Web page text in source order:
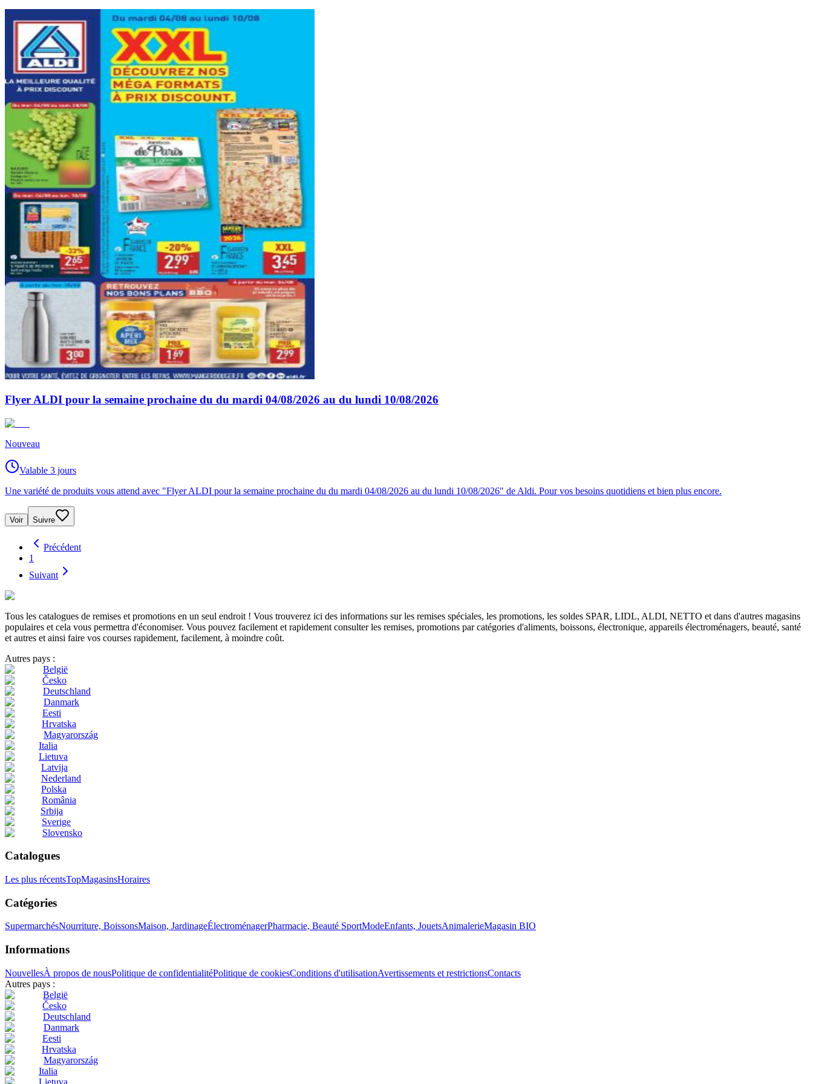
Flyer ALDI pour la semaine prochaine du du mardi 04/08/2026 au du lundi 10/08/2026
Nouveau
Valable 3 jours
Une variété de produits vous attend avec "Flyer ALDI pour la semaine prochaine du du mardi 04/08/2026 au du lundi 10/08/2026" de Aldi. Pour vos besoins quotidiens et bien plus encore.
Voir Suivre
Précédent
1
Suivant
Tous les catalogues de remises et promotions en un seul endroit ! Vous trouverez ici des informations sur les remises spéciales, les promotions, les soldes SPAR, LIDL, ALDI, NETTO et dans d'autres magasins
populaires et cela vous permettra d'économiser. Vous pouvez facilement et rapidement consulter les remises, promotions par catégories d'aliments, boissons, électronique, appareils électroménagers, beauté, santé
et autres et ainsi faire vos courses rapidement, facilement, à moindre coût.
Autres pays :
België
Česko
Deutschland
Danmark
Eesti
Hrvatska
Magyarország
Italia
Lietuva
Latvija
Nederland
Polska
România
Srbija
Sverige
Slovensko
Catalogues
Les plus récentsTopMagasinsHoraires
Catégories
SupermarchésNourriture, BoissonsMaison, JardinageÉlectroménagerPharmacie, Beauté SportModeEnfants, JouetsAnimalerieMagasin BIO
Informations
NouvellesÀ propos de nousPolitique de confidentialitéPolitique de cookiesConditions d'utilisationAvertissements et restrictionsContacts
Autres pays :
België
Česko
Deutschland
Danmark
Eesti
Hrvatska
Magyarország
Italia
Lietuva